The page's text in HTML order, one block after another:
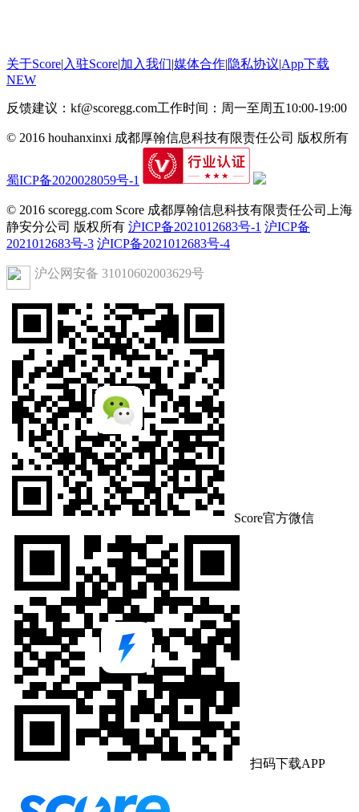
关于Score| 入驻Score|加入我们|媒体合作|隐私协议|App下载
NEW
反馈建议：kf@scoregg.com工作时间：周一至周五10:00-19:00
© 2016 houhanxinxi 成都厚翰信息科技有限责任公司 版权所有
蜀ICP备2020028059号-1
© 2016 scoregg.com Score 成都厚翰信息科技有限责任公司上海
静安分公司 版权所有 沪ICP备2021012683号-1 沪ICP备
2021012683号-3 沪ICP备2021012683号-4
沪公网安备 31010602003629号
Score官方微信
扫码下载APP